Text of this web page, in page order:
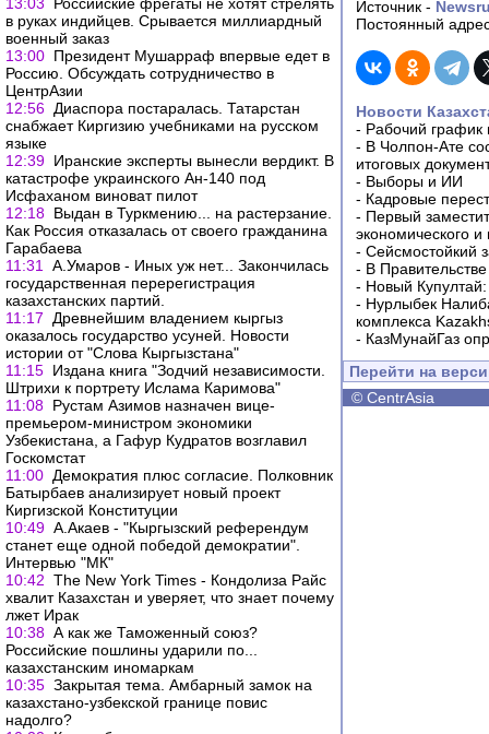
в руках индийцев. Срывается миллиардный
военный заказ
13:00 Президент Мушарраф впервые едет в
Россию. Обсуждать сотрудничество в
ЦентрАзии
12:56 Диаспора постаралась. Татарстан
снабжает Киргизию учебниками на русском
языке
12:39 Иранские эксперты вынесли вердикт. В
катастрофе украинского Ан-140 под
Исфаханом виноват пилот
12:18 Выдан в Туркмению... на растерзание.
Как Россия отказалась от своего гражданина
Гарабаева
11:31
А.Умаров - Иных уж нет... Закончилась
государственная перерегистрация
казахстанских партий.
11:17
Древнейшим владением кыргыз
оказалось государство усуней. Новости
истории от "Слова Кыргызстана"
11:15 Издана книга "Зодчий независимости.
Штрихи к портрету Ислама Каримова"
11:08 Рустам Азимов назначен вице-
премьером-министром экономики
Узбекистана, а Гафур Кудратов возглавил
Госкомстат
11:00 Демократия плюс согласие. Полковник
Батырбаев анализирует новый проект
Киргизской Конституции
10:49 А.Акаев - "Кыргызский референдум
станет еще одной победой демократии".
Интервью "МК"
10:42 The New York Times - Кондолиза Райс
хвалит Казахстан и уверяет, что знает почему
лжет Ирак
10:38 А как же Таможенный союз?
Российские пошлины ударили по...
казахстанским иномаркам
10:35 Закрытая тема. Амбарный замок на
казахстано-узбекской границе повис
надолго?
Источник -
Постоянный
Новости
- Рабочий график
- В Чолпон-Ате
итоговых
- Выборы и ИИ
- Кадровые
- Первый
экономического
- Сейсмостойкий
- В
- Новый
- Нурлыбек
комплекса
- КазМунайГаз
Перейти на
© CentrAsia